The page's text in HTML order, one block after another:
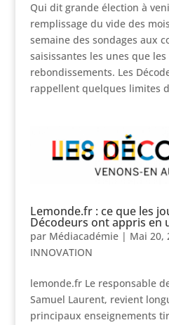
Qui dit grande élection à
remplissage du vide des
semaine des sondages aux
saisissantes les unes que
rebondissements. Les
rappellent quelques limites
Lemonde.fr : ce que les
Décodeurs ont appris en
par Médiacadémie| Mai 20,
INNOVATION
lemonde.fr Le responsable
Samuel Laurent, revient
principaux enseignements